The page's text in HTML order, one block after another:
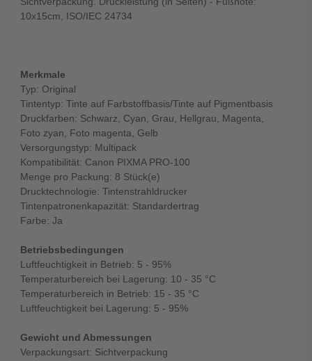
10x15cm, ISO/IEC 24734
Merkmale
Typ: Original
Tintentyp: Tinte auf Farbstoffbasis/Tinte auf Pigmentbasis
Druckfarben: Schwarz, Cyan, Grau, Hellgrau, Magenta,
Foto zyan, Foto magenta, Gelb
Versorgungstyp: Multipack
Kompatibilität: Canon PIXMA PRO-100
Menge pro Packung: 8 Stück(e)
Drucktechnologie: Tintenstrahldrucker
Tintenpatronenkapazität: Standardertrag
Farbe: Ja
Betriebsbedingungen
Luftfeuchtigkeit in Betrieb: 5 - 95%
Temperaturbereich bei Lagerung: 10 - 35 °C
Temperaturbereich in Betrieb: 15 - 35 °C
Luftfeuchtigkeit bei Lagerung: 5 - 95%
Gewicht und Abmessungen
Verpackungsart: Sichtverpackung